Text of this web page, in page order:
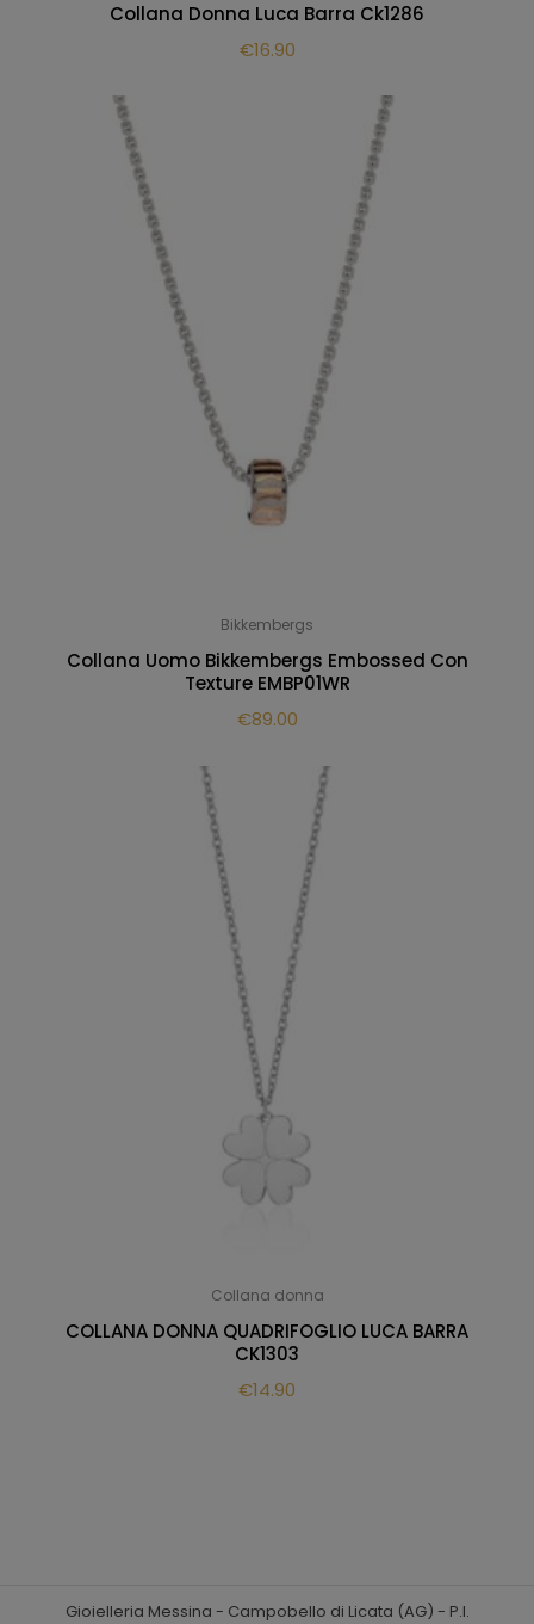
Collana Donna Luca Barra Ck1286
€16.90
Bikkembergs
Collana Uomo Bikkembergs Embossed Con
Texture EMBP01WR
€89.00
Collana donna
COLLANA DONNA QUADRIFOGLIO LUCA BARRA
CK1303
€14.90
Gioielleria Messina - Campobello di Licata (AG) - P.I.